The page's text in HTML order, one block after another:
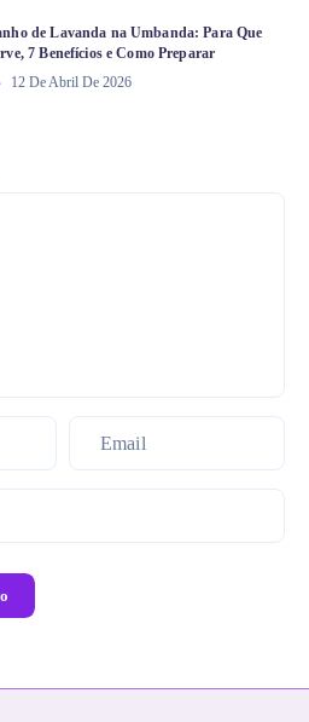
de Lavanda na Umbanda: Para Que
7 Benefícios e Como Preparar
12 De Abril De 2026